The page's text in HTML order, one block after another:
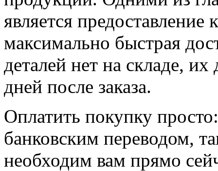
является
максимально быстрая
деталей нет на складе,
дней после заказа.
Оплатить покупку
банковским переводом,
необходим вам прямо